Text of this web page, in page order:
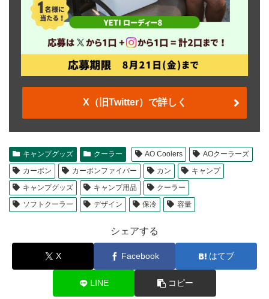
X（旧Twitter）で詳しく
キャンプグッズ クーラー AO Coolers
AOクーラーズ
カーボン
カーボンファイバー カン
キャンプ
キャンプグッズ
キャンプ用品
クーラー
ソフトクーラー
デザイン 保冷 容量
シェアする
X Facebook はてブ
LINE コピー